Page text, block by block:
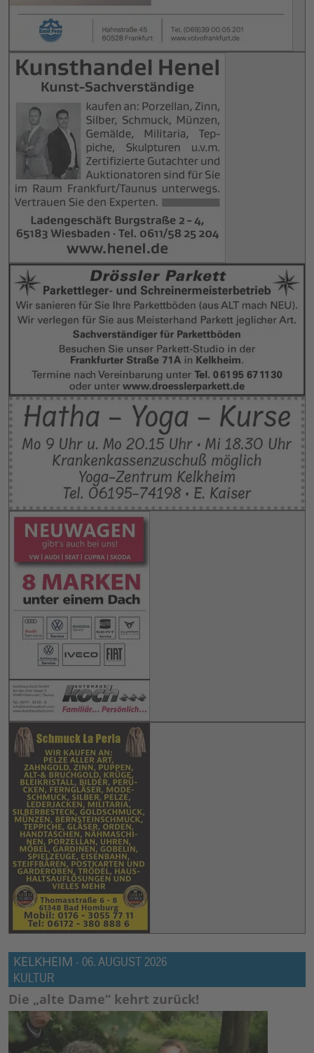
KELKHEIM - 06. AUGUST 2026
KULTUR
Die „alte Dame“ kehrt zurück!